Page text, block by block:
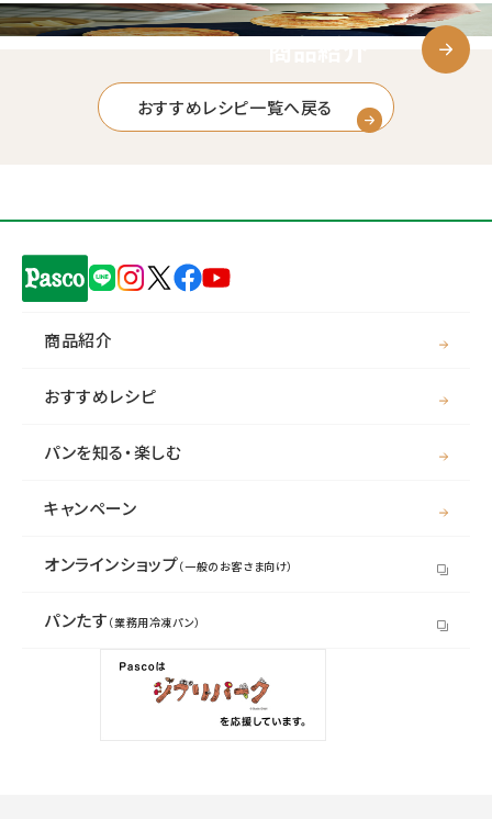
おすすめレシピ一覧へ戻る
商品紹介
おすすめレシピ
パンを知る・楽しむ
キャンペーン
オンラインショップ（一般のお客さま向け）
パンたす （業務用冷凍パン）